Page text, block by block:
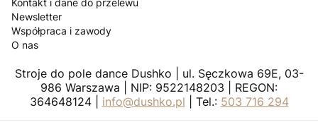
Newsletter
Współpraca i zawody
O nas
Stroje do pole dance Dushko | ul. Sęczkowa 69E, 03-
986 Warszawa | NIP: 9522148203 | REGON:
364648124 | info@dushko.pl | Tel.: 503 716 294